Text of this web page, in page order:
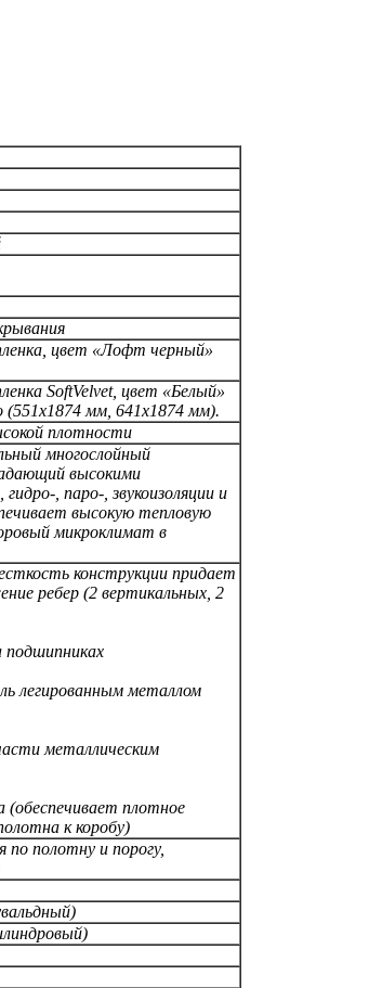
цвет «Лофт черный»
SoftVelvet, цвет «Белый»
(551x1874 мм, 641х1874 мм).
плотности
многослойный
высокими
, паро-, звукоизоляции и
высокую тепловую
микроклимат в
конструкции придает
ребер (2 вертикальных, 2
подшипниках
легированным металлом
металлическим
(обеспечивает плотное
к коробу)
по полотну и порогу,